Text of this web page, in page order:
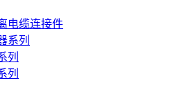
电缆连接件
系列
列
列